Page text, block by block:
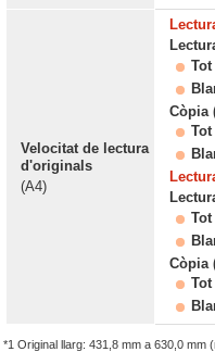
Velocitat de lectura
d'originals
(A4)
Còpia
Còpia
*1 Original llarg: 431,8 mm a 630,0 mm